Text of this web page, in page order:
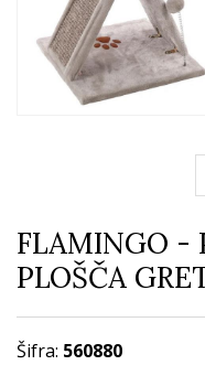
FLAMINGO -
PLOŠČA
Šifra: 560880